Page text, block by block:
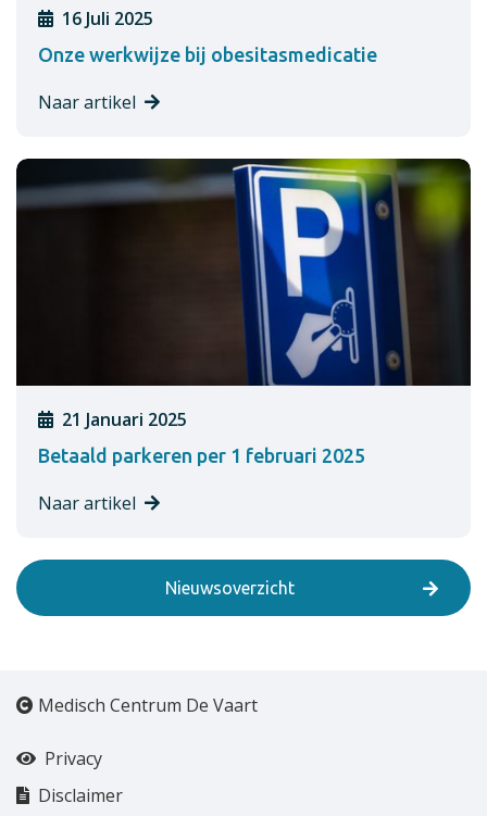
16 Juli 2025
Onze werkwijze bij obesitasmedicatie
Naar artikel
21 Januari 2025
Betaald parkeren per 1 februari 2025
Naar artikel
Nieuwsoverzicht
Medisch Centrum De Vaart
Privacy
Disclaimer